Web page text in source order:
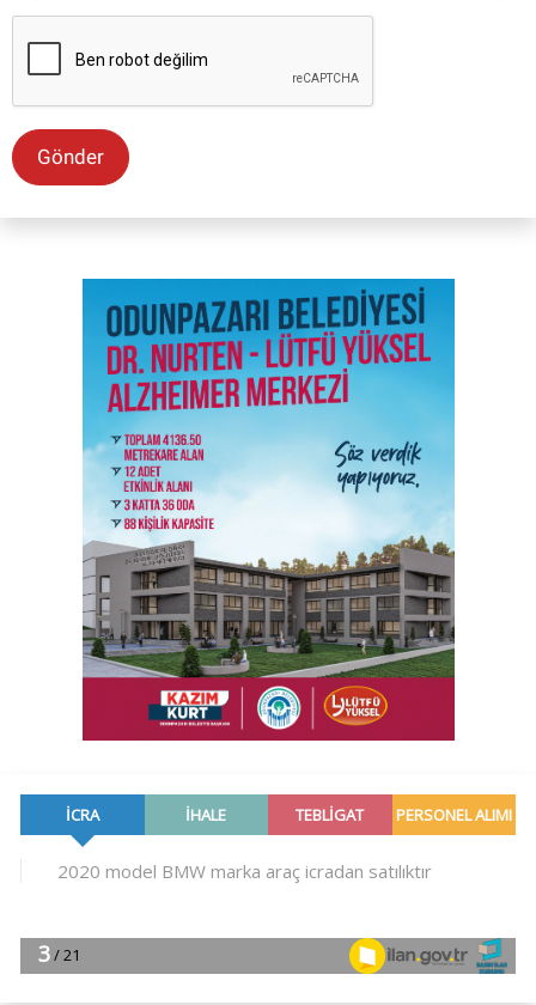
Gönder